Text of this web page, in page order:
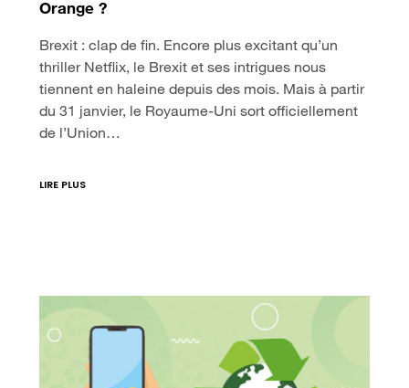
Orange ?
Brexit : clap de fin. Encore plus excitant qu’un
thriller Netflix, le Brexit et ses intrigues nous
tiennent en haleine depuis des mois. Mais à partir
du 31 janvier, le Royaume-Uni sort officiellement
de l’Union…
LIRE PLUS